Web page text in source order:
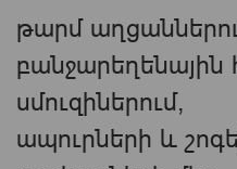
թարմ
բանջարեղենային
սմուզիներում,
ապուրների և